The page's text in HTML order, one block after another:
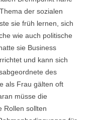
der sozialen
sie früh lernen, sich
wie auch politische
sie Business
und kann sich
des
als Frau gälten oft
müsse die
Rollen sollten